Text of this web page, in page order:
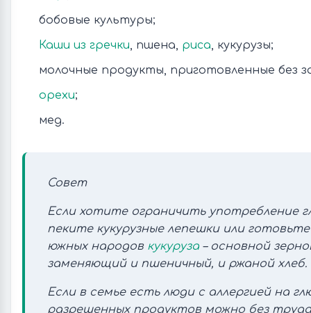
бобовые культуры;
Каши из гречки, пшена, риса, кукурузы;
молочные продукты, приготовленные без
орехи;
мед.
Совет
Если хотите ограничить употребление
пеките кукурузные лепешки или
южных народов кукуруза – основной
заменяющий и пшеничный, и ржаной хлеб.
Если в семье есть люди с аллергией на
разрешенных продуктов можно без